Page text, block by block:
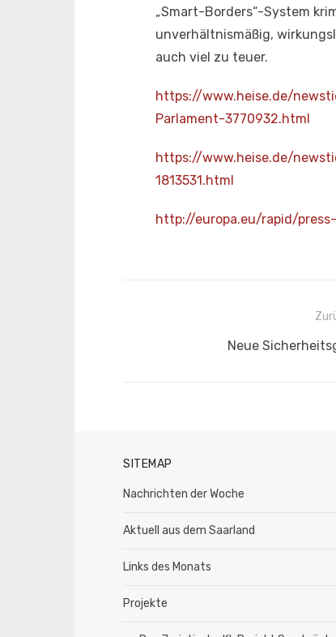
„Smart-Borders“-System
unverhältnismäßig,
auch viel zu teuer.
https://www.heise.de/
Parlament-3770932.html
https://www.heise.de/
1813531.html
http://europa.eu/rapid/
Beitragsnavigation
Vorheriger
Neue
SITEMAP
Nachrichten der Woche
Aktuell aus dem Saarland
Links des Monats
Projekte